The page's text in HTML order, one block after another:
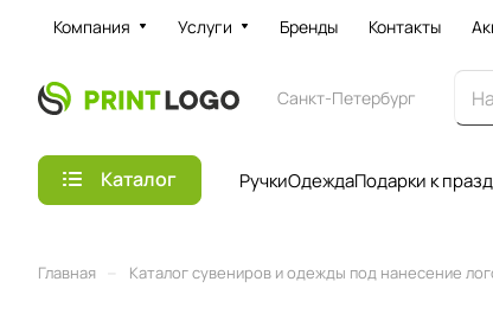
Компания Услуги Бренды Контакты
Санкт-Петербург
Каталог РучкиОдеждаПодарки к
Главная Каталог сувениров и одежды под нанесение